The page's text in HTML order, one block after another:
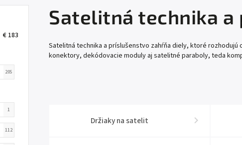
€ 183
205
1
112
Satelitná technika
Satelitná technika a príslušenstvo zahŕňa diely, ktoré
konektory, dekódovacie moduly aj satelitné paraboly, teda
Držiaky na satelit